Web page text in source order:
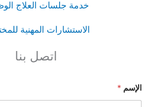
خدمة جلسات العلاج
الاستشارات المهنية
اتصل بنا
الإسم *